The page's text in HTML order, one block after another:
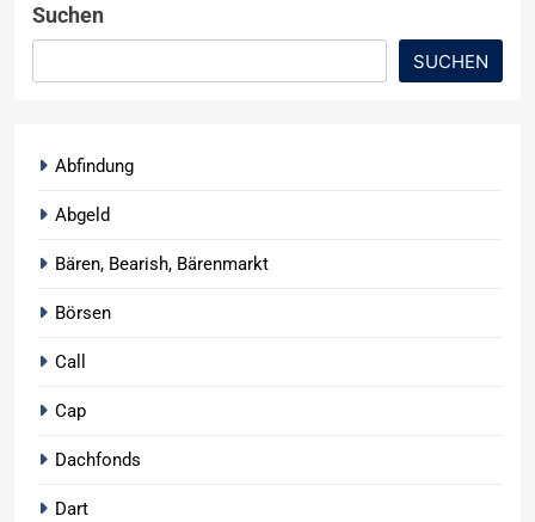
Suchen
SUCHEN
Abfindung
Abgeld
Bären, Bearish, Bärenmarkt
Börsen
Call
Cap
Dachfonds
Dart